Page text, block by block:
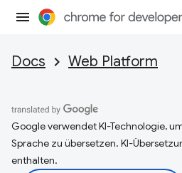
Docs Web Platform
Google verwendet KI-Technologie,
Sprache zu übersetzen. KI-
enthalten.